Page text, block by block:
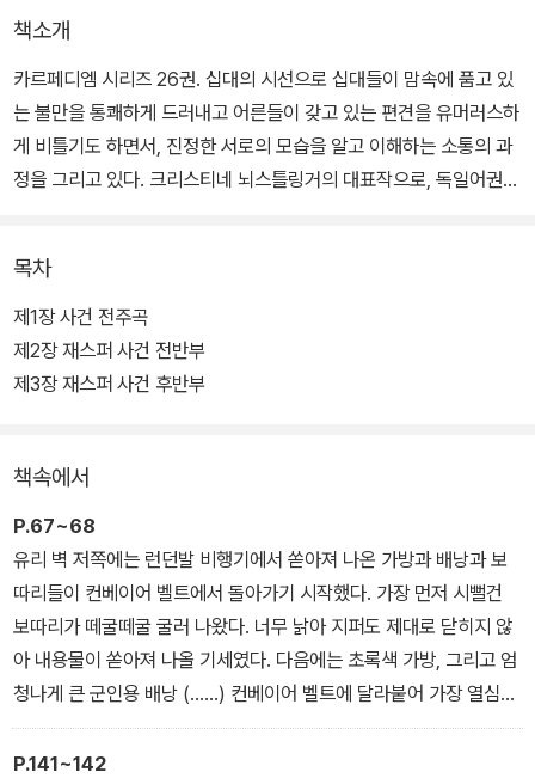
책소개
카르페디엠 시리즈 26권. 십대의 시선으로 십대들이 맘속에 품고 있
는 불만을 통쾌하게 드러내고 어른들이 갖고 있는 편견을 유머러스하
게 비틀기도 하면서, 진정한 서로의 모습을 알고 이해하는 소통의 과
정을 그리고 있다. 크리스티네 뇌스틀링거의 대표작으로, 독일어권
겉으로 보기엔 너무나 화목하고 모범적인 에발트 가족. 에발트 부모
는 여름방학을 맞이해 에발트의 영어 발음을 고치려고 에발트의 의사
와 상관없이 영국에서 교환 학생을 부르기로 한다. 하지만 빨간 머리
어지는데….
목차
제1장 사건 전주곡
제2장 재스퍼 사건 전반부
제3장 재스퍼 사건 후반부
책속에서
P.67~68
유리 벽 저쪽에는 런던발 비행기에서 쏟아져 나온 가방과 배낭과 보
따리들이 컨베이어 벨트에서 돌아가기 시작했다. 가장 먼저 시뻘건
보따리가 떼굴떼굴 굴러 나왔다. 너무 낡아 지퍼도 제대로 닫히지 않
아 내용물이 쏟아져 나올 기세였다. 다음에는 초록색 가방, 그리고 엄
청나게 큰 군인용 배낭 (……) 컨베이어 벨트에 달라붙어 가장 열심히
짐을 찾는 녀석은 엄청 덩치가 좋은 녀석인데 빨간 금발에 주근깨가
잔뜩 있다. (……) 페터 형은 사색이 되어 나와 우리 부모님을 번갈아
P.141~142